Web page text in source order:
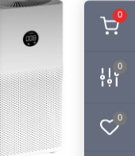
0
0
0